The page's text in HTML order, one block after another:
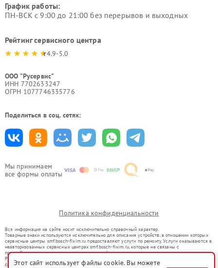
Мы принимаем
все формы оплаты
График работы:
ПН-ВСК с 9:00 до 21:00 без перерывов и выходных
Рейтинг сервисного центра
4.9-5.0
ООО "Русервис"
ИНН 7702633247
ОГРН 1077746335776
Поделиться в соц. сетях:
Политика конфиденциальности
Вся информация на сайте носит исключительно справочный характер.
Товарные знаки используются исключительно для описания устройств, в отношении которых
сервисные центры smf.bosch-fixim.ru предоставляют услуги по ремонту. Услуги оказываются в
неавторизованных сервисных центрах smf.bosch-fixim.ru, которые не связаны с
правообладателями товарных знаков или их официальными представителями.
Ремонт осуществляется для устройств, уже введенных в гражданский оборот в соответствии
со статьей 1487 ГК РФ.
Этот сайт использует файлы cookie. Вы можете